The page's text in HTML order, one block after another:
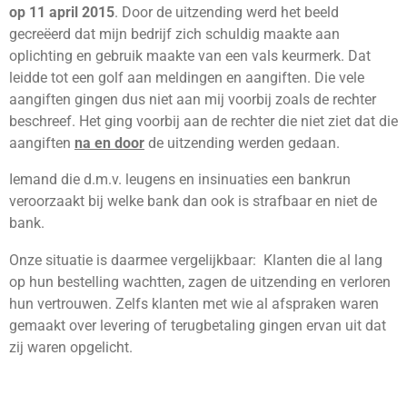
op 11 april 2015. Door de uitzending werd het beeld
gecreëerd dat mijn bedrijf zich schuldig maakte aan
oplichting en gebruik maakte van een vals keurmerk. Dat
leidde tot een golf aan meldingen en aangiften. Die vele
aangiften gingen dus niet aan mij voorbij zoals de rechter
beschreef. Het ging voorbij aan de rechter die niet ziet dat die
aangiften na en door de uitzending werden gedaan.
Iemand die d.m.v. leugens en insinuaties een bankrun
veroorzaakt bij welke bank dan ook is strafbaar en niet de
bank.
Onze situatie is daarmee vergelijkbaar: Klanten die al lang
op hun bestelling wachtten, zagen de uitzending en verloren
hun vertrouwen. Zelfs klanten met wie al afspraken waren
gemaakt over levering of terugbetaling gingen ervan uit dat
zij waren opgelicht.